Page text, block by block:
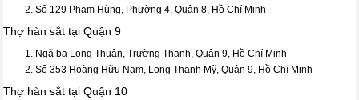
Số 129 Phạm Hùng, Phường 4, Quận 8, Hồ Chí Minh
Thợ hàn sắt tại Quận 9
Ngã ba Long Thuận, Trường Thạnh, Quận 9, Hồ Chí Minh
Số 353 Hoàng Hữu Nam, Long Thạnh Mỹ, Quận 9, Hồ Chí Minh
Thợ hàn sắt tại Quận 10